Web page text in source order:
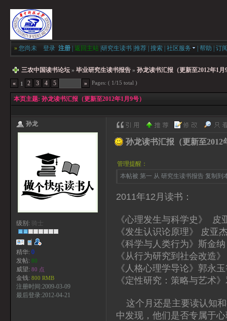
» 您尚未 登录 注册 返回主站 研究生读书 推荐 搜索 社区服务 帮助 订
三农中国读书论坛 » 毕业研究生读书报告 » 孙龙读书汇报（更新至2012年1月
«
1 2 3 4 5 » Pages: ( 1/15 total )
本页主题: 孙龙读书汇报（更新至2012年1月9号）
孙龙
级别: 骑士
精华: 0
发帖: 80
威望: 80 点
金钱: 800 RMB
注册时间:2009-03-09
最后登录:2012-04-21
孙龙读书汇报（更新至2012
管理提醒：
本帖被 第一 从 研究生读书报告 复制到
2011年12月读书：
《心理发生与科学史》
《发生认识论原理》 皮亚
《科学与人类行为》斯金
《从行为研究到社会改造
《人格心理学导论》郭永
《定性研究：策略与艺术
这个月还是主要读认知和
中发现，他们是否专属于